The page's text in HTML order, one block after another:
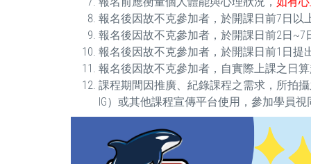
報名後因故不克參加者，於開課日前7日以
報名後因故不克參加者，於開課日前2日~7
報名後因故不克參加者，於開課日前1日提
報名後因故不克參加者，自實際上課之日
課程期間因推廣、紀錄課程之需求，所拍
IG）或其他課程宣傳平台使用，參加學員